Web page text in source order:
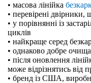
• масова лінійка
• перевірені
• у порівнянні із
циклів
• найкраще серед
• однаково добре
• після оновлення
може відрізнятись від
• бренд із США,